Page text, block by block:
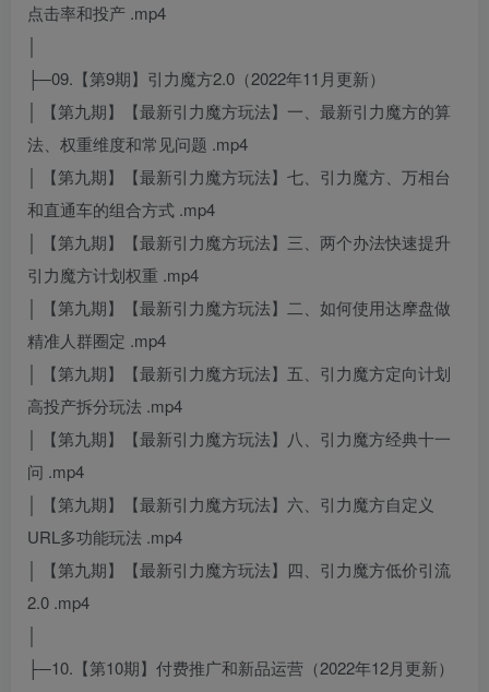
点击率和投产 .mp4
├─09.【第9期】引力魔方2.0（2022年11月更新）
│ 【第九期】【最新引力魔方玩法】一、最新引力魔方的算
法、权重维度和常见问题 .mp4
│ 【第九期】【最新引力魔方玩法】七、引力魔方、万相台
和直通车的组合方式 .mp4
│ 【第九期】【最新引力魔方玩法】三、两个办法快速提升
引力魔方计划权重 .mp4
│ 【第九期】【最新引力魔方玩法】二、如何使用达摩盘做
精准人群圈定 .mp4
│ 【第九期】【最新引力魔方玩法】五、引力魔方定向计划
高投产拆分玩法 .mp4
│ 【第九期】【最新引力魔方玩法】八、引力魔方经典十一
问 .mp4
│ 【第九期】【最新引力魔方玩法】六、引力魔方自定义
URL多功能玩法 .mp4
│ 【第九期】【最新引力魔方玩法】四、引力魔方低价引流
2.0 .mp4
├─10.【第10期】付费推广和新品运营（2022年12月更新）